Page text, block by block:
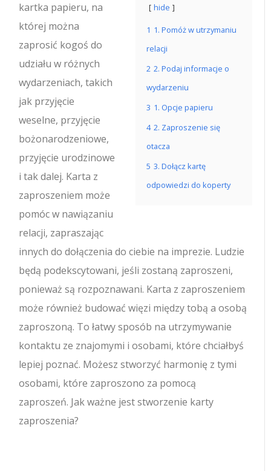
hide
1 1. Pomóż w utrzymaniu
relacji
2 2. Podaj informacje o
wydarzeniu
3 1. Opcje papieru
4 2. Zaproszenie się
otacza
5 3. Dołącz kartę
odpowiedzi do koperty
kartka papieru, na
której można
zaprosić kogoś do
udziału w różnych
wydarzeniach, takich
jak przyjęcie
weselne, przyjęcie
bożonarodzeniowe,
przyjęcie urodzinowe
i tak dalej. Karta z
zaproszeniem może
pomóc w nawiązaniu
relacji, zapraszając
innych do dołączenia do ciebie na imprezie. Ludzie
będą podekscytowani, jeśli zostaną zaproszeni,
ponieważ są rozpoznawani. Karta z zaproszeniem
może również budować więzi między tobą a osobą
zaproszoną. To łatwy sposób na utrzymywanie
kontaktu ze znajomymi i osobami, które chciałbyś
lepiej poznać. Możesz stworzyć harmonię z tymi
osobami, które zaproszono za pomocą
zaproszeń. Jak ważne jest stworzenie karty
zaproszenia?